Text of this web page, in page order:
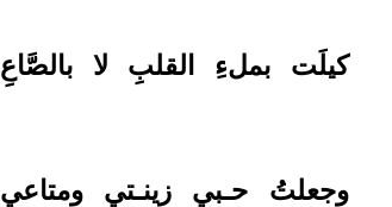
كيلَت بملءِ القلبِ لا بالصَّاعِ
وجعلتُ حـبي زينـتي ومتاعي